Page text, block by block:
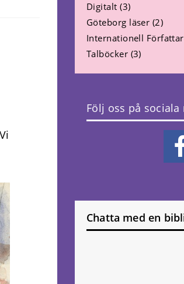
Digitalt (3)
Göteborg läser (2)
Internationell
Talböcker (3)
Följ oss på
Chatta med en